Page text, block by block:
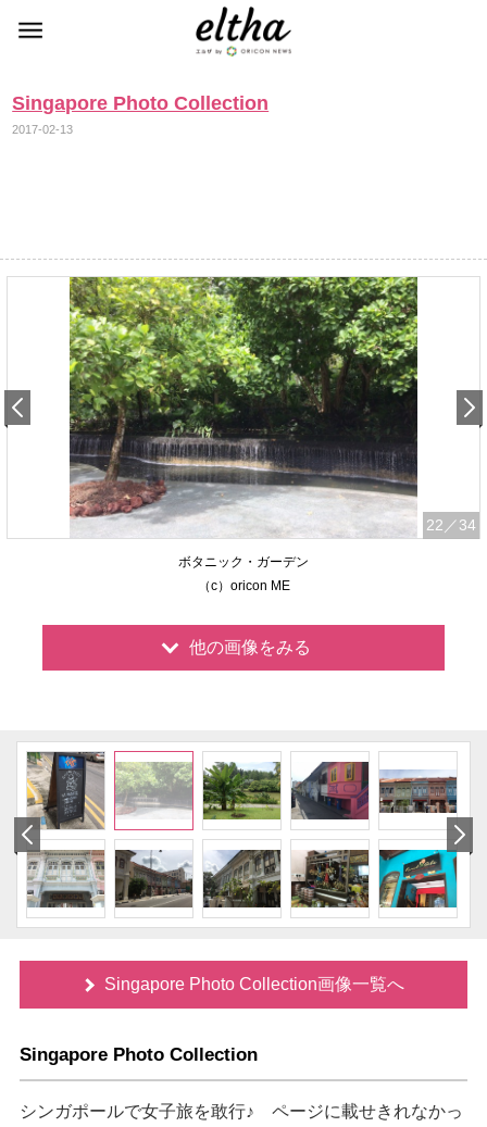
Singapore Photo Collection
2017-02-13
22 ／34
ボタニック・ガーデン
（c）oricon ME
他の画像をみる
Singapore Photo Collection画像一覧へ
Singapore Photo Collection
シンガポールで女子旅を敢行♪ ページに載せきれなかっ